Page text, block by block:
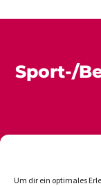
Um dir ein optimales
Sport-/